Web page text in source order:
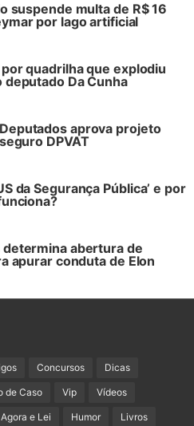
suspende multa de R$ 16
por lago artificial
quadrilha que explodiu
deputado Da Cunha
aprova projeto
DPVAT
da Segurança Pública’ e por
determina abertura de
apurar conduta de Elon
Concursos Dicas
de Caso Vip Vídeos
Agora e Lei Humor Livros